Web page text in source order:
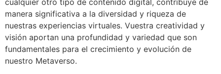
manera significativa a la diversidad y riqueza de
nuestras experiencias virtuales. Vuestra creatividad y
visión aportan una profundidad y variedad que son
fundamentales para el crecimiento y evolución de
nuestro Metaverso.